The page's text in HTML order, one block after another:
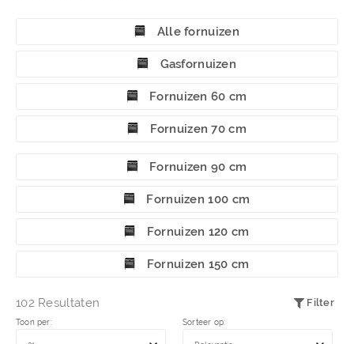
Alle fornuizen
Gasfornuizen
Fornuizen 60 cm
Fornuizen 70 cm
Fornuizen 90 cm
Fornuizen 100 cm
Fornuizen 120 cm
Fornuizen 150 cm
102 Resultaten Filter
Toon per: Sorteer op: